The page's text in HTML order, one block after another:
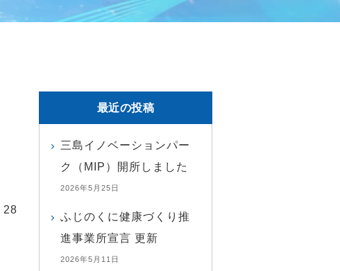
28
最近の投稿
三島イノベーションパー
ク（MIP）開所しました
2026年5月25日
ふじのくに健康づくり推
進事業所宣言 更新
2026年5月11日